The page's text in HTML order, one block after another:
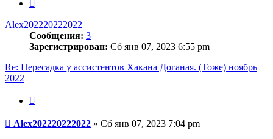
Alex202220222022
Сообщения: 3
Зарегистрирован: Сб янв 07, 2023 6:55 pm
Re: Пересадка у ассистентов Хакана Доганая. (Тоже) ноябрь
2022
Сообщение
Alex202220222022 » Сб янв 07, 2023 7:04 pm